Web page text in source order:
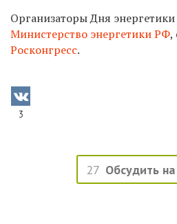
Организаторы Дня
Министерство энергетики РФ,
Росконгресс.
3
27 Обсудить